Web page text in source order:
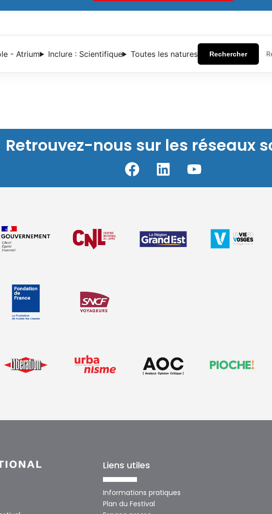
- Atrium Inclure : Scientifique Toutes les natures Rechercher
Retrouvez-nous sur les réseaux
Liens utiles
Informations pratiques
Plan du Festival